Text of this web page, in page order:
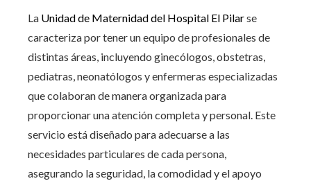
La Unidad de Maternidad del Hospital El Pilarse
caracteriza por tener un equipo de profesionales de
distintas áreas, incluyendo ginecólogos, obstetras,
pediatras, neonatólogos y enfermeras especializadas
que colaboran de manera organizada para
proporcionar una atención completa y personal. Este
servicio está diseñado para adecuarse a las
necesidades particulares de cada persona,
asegurando la seguridad, la comodidad y el apoyo